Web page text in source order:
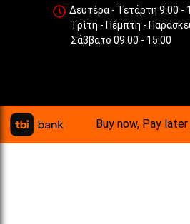
Δευτέρα - Τετάρτη 9:00 -
Τρίτη - Πέμπτη -
Σάββατο 09:00 - 15:00
Buy now, Pay